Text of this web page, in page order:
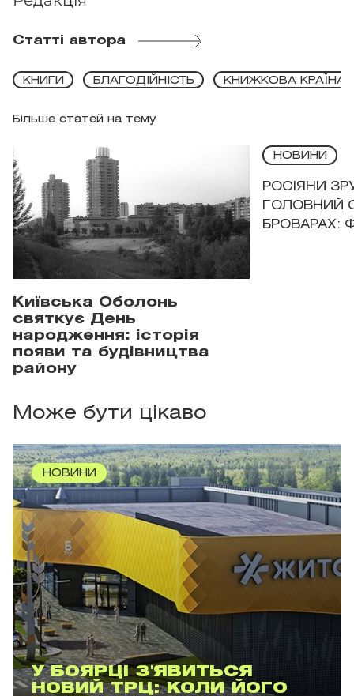
Статті автора
Більше статей на тему
КНИГИ БЛАГОДІЙНІСТЬ КНИЖКОВА КРАЇНА
Київська Оболонь
святкує День
народження: історія
появи та будівництва
району
НОВИНИ
РОСІЯНИ
ГОЛОВНИЙ
БРОВАРАХ:
Може бути цікаво
НОВИНИ
У БОЯРЦІ З'ЯВИТЬСЯ
НОВИЙ ТРЦ: КОЛИ ЙОГО